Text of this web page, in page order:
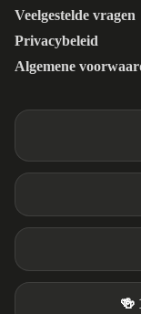
Veelgestelde vragen
Privacybeleid
Algemene
🍻